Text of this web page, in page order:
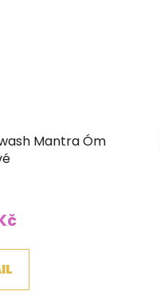
Mantra Óm